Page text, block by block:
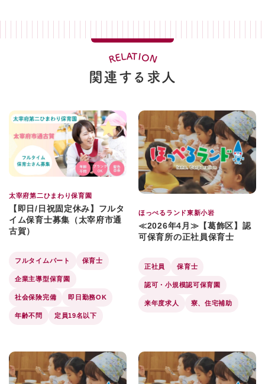
RELATION
関連する求人
太宰府第二ひまわり保育園
【即日/日祝固定休み】フルタ
イム保育士募集（太宰府市通
古賀）
フルタイムパート 保育士
企業主導型保育園
社会保険完備 即日勤務OK
年齢不問 定員19名以下
ほっぺるランド東新小岩
≪2026年4月≫【葛飾区】認
可保育所の正社員保育士
正社員 保育士
認可・小規模認可保育園
来年度求人 寮、住宅補助